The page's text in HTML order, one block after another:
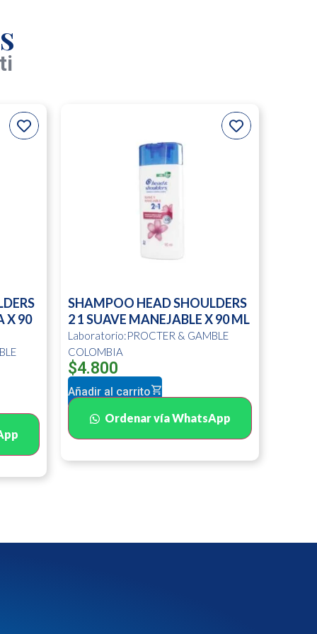
X 90
SHAMPOO HEAD SHOULDERS
2 1 SUAVE MANEJABLE X 90 ML
Laboratorio:PROCTER & GAMBLE
COLOMBIA
$4.800
Añadir al carrito
Ordenar vía WhatsApp